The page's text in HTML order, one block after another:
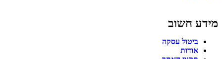
מידע חשוב
ביטול עסקה
אודות